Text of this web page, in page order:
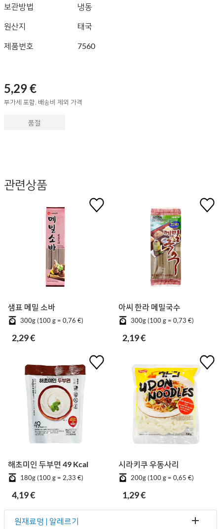
보관방법
냉동
원산지 태국
제품번호 7560
5,29 €
부가세 포함, 배송비 제외 가격
품절
관련상품
샘표 메밀 소바
300g (100 g = 0,76 €)
2,29 €
아씨 한라 메밀국수
300g (100 g = 0,73 €)
2,19 €
해초미인 두부면 49 Kcal
180g (100 g = 2,33 €)
4,19 €
시라키쿠 우동사리
200g (100 g = 0,65 €)
1,29 €
원재료명 | 알레르기